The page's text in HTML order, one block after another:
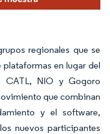
regionales que se
en lugar del
CATL, NIO y Gogoro
que combinan
y el software,
nuevos participantes